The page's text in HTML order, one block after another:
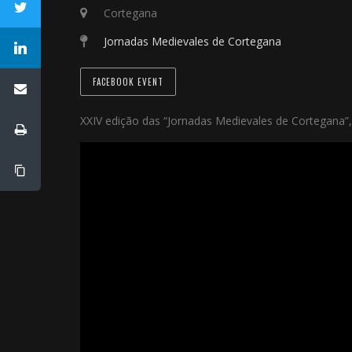
Cortegana
Jornadas Medievales de Cortegana
FACEBOOK EVENT
XXIV edição das “Jornadas Medievales de